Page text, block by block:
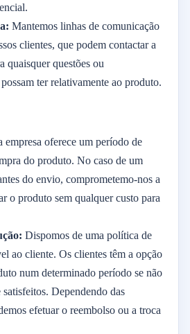
Mantemos linhas de comunicação
clientes, que podem contactar a
quaisquer questões ou
ter relativamente ao produto.
empresa oferece um período de
do produto. No caso de um
do envio, comprometemo-nos a
o produto sem qualquer custo para
Dispomos de uma política de
ao cliente. Os clientes têm a opção
num determinado período se não
Dependendo das
efetuar o reembolso ou a troca